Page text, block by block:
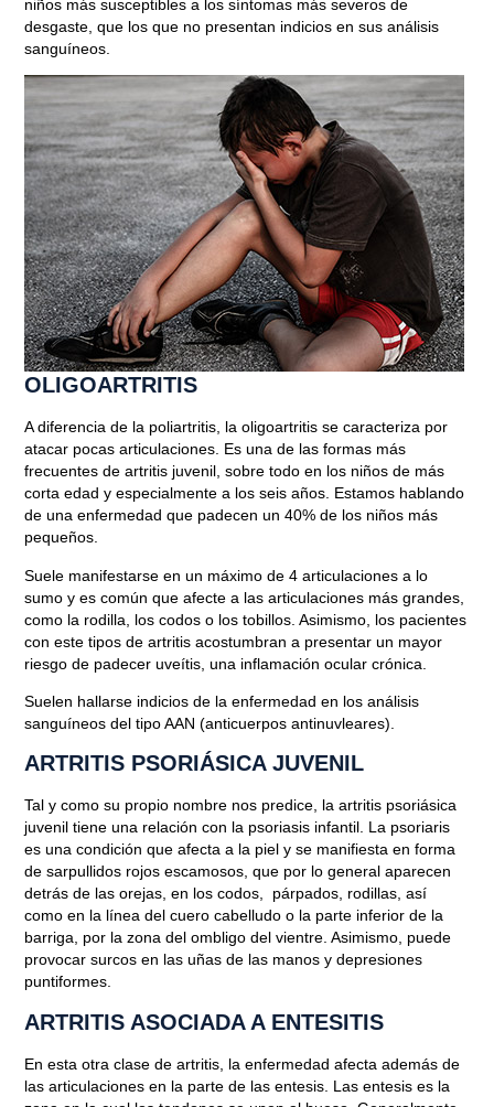
niños más susceptibles a los síntomas más severos de
desgaste, que los que no presentan indicios en sus análisis
sanguíneos.
OLIGOARTRITIS
A diferencia de la poliartritis, la oligoartritis se caracteriza por
atacar pocas articulaciones. Es una de las formas más
frecuentes de artritis juvenil, sobre todo en los niños de más
corta edad y especialmente a los seis años. Estamos hablando
de una enfermedad que padecenun 40% de los niños más
pequeños.
Suele manifestarseen un máximo de 4 articulaciones a lo
sumo y es común que afecte a las articulaciones más grandes,
como la rodilla, los codos o los tobillos . Asimismo, los pacientes
con este tipos de artritis acostumbran a presentarun mayor
riesgo de padecer uveítis , una inflamación ocular crónica.
Suelen hallarse indicios de la enfermedad en losanálisis
sanguíneos del tipo AAN (anticuerpos antinuvleares).
ARTRITIS PSORIÁSICA JUVENIL
Tal y como su propio nombre nos predice, la artritis psoriásica
juvenil tiene una relación con la psoriasis infantil. La psoriaris
es una condición que afecta a la piel y se manifiesta en forma
desarpullidos rojos escamosos, que por lo general aparecen
detrás de las orejas, en los codos, párpados, rodillas, así
como en la línea del cuero cabelludo o la parte inferior de la
barriga, por la zona del ombligo del vientre. Asimismo, puede
provocarsurcos en las uñas de las manos y depresiones
puntiformes.
ARTRITIS ASOCIADA A ENTESITIS
En esta otra clase de artritis, la enfermedad afecta además de
las articulacionesen la parte de las entesis. Las entesis es la